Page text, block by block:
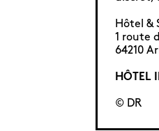
Hôtel &
1 route
64210
HÔTEL
© DR